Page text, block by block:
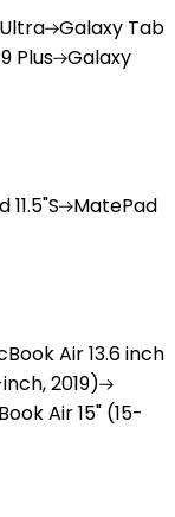
Galaxy Tab
Plus Galaxy
11.5"S
MatePad
Air 13.6 inch
2019)
Air 15" (15-